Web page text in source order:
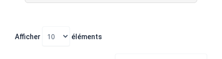
Afficher éléments